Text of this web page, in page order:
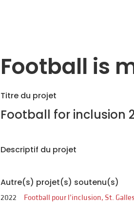
Football is
Titre du projet
Football for inclusion
Descriptif du projet
Autre(s) projet(s) soutenu(s)
2022 Football pour l’inclusion, St.